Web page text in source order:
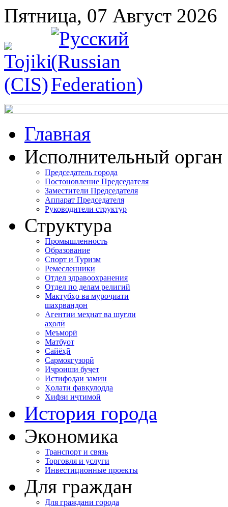
Пятница, 07 Август 2026
Главная
Исполнительный орган
Председатель города
Постоновление Председателя
Заместители Председателя
Аппарат Председателя
Руководители структур
Структура
Промышленность
Образование
Спорт и Туризм
Ремесленники
Отдел здравоохранения
Отдел по делам религий
Мактубҳо ва муроҷиати
шаҳрвандон
Агентии меҳнат ва шуғли
аҳолӣ
Меъморӣ
Матбуот
Сайёҳӣ
Сармоягузорӣ
Иҷроиши буҷет
Истифодаи замин
Ҳолати фавқулодда
Хифзи иҷтимоӣ
История города
Экономика
Транспорт и связь
Торговля и услуги
Инвестиционные проекты
Для граждан
Для граждани города